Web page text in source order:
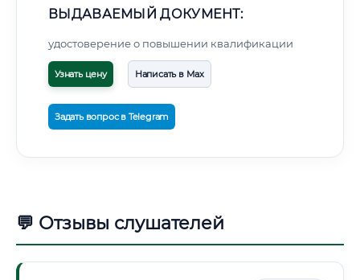
ВЫДАВАЕМЫЙ ДОКУМЕНТ:
удостоверение о повышении квалификации
Узнать цену Написать в Max
Задать вопрос в Telegram
💬 Отзывы слушателей